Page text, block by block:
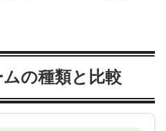
ムの種類と比較